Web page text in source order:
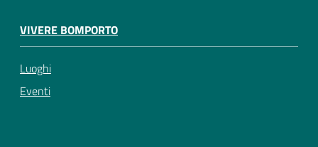
VIVERE BOMPORTO
Luoghi
Eventi